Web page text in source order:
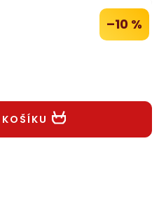
Kontakt
ve lhůtě 14 dní
řád
–10 %